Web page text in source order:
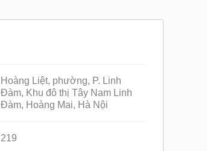
Hoàng Liệt, phường, P. Linh
Đàm, Khu đô thị Tây Nam Linh
Đàm, Hoàng Mai, Hà Nội
219